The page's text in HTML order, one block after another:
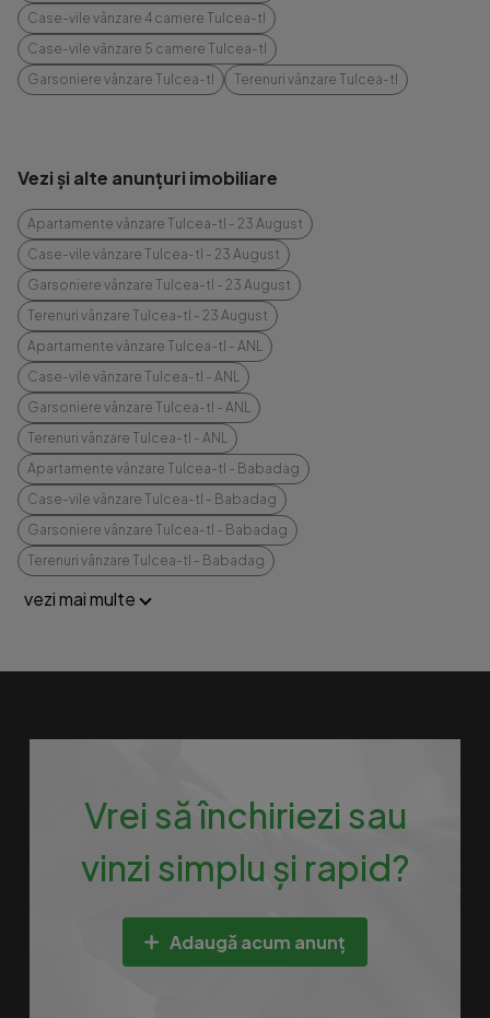
Case-vile vânzare 4 camere Tulcea-tl
Case-vile vânzare 5 camere Tulcea-tl
Garsoniere vânzare Tulcea-tl
Terenuri vânzare Tulcea-tl
Vezi și alte anunțuri imobiliare
Apartamente vânzare Tulcea-tl - 23 August
Case-vile vânzare Tulcea-tl - 23 August
Garsoniere vânzare Tulcea-tl - 23 August
Terenuri vânzare Tulcea-tl - 23 August
Apartamente vânzare Tulcea-tl - ANL
Case-vile vânzare Tulcea-tl - ANL
Garsoniere vânzare Tulcea-tl - ANL
Terenuri vânzare Tulcea-tl - ANL
Apartamente vânzare Tulcea-tl - Babadag
Case-vile vânzare Tulcea-tl - Babadag
Garsoniere vânzare Tulcea-tl - Babadag
Terenuri vânzare Tulcea-tl - Babadag
vezi mai multe
Vrei să închiriezi sau
vinzi simplu și rapid?
Adaugă acum anunț